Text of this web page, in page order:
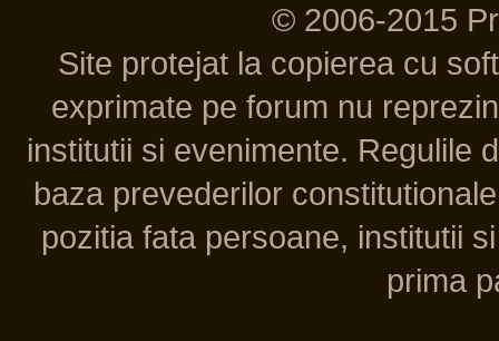
© 2006-2015
Site protejat la copierea cu
exprimate pe forum nu
institutii si evenimente. Regulile
baza prevederilor
pozitia fata persoane, institutii
prima